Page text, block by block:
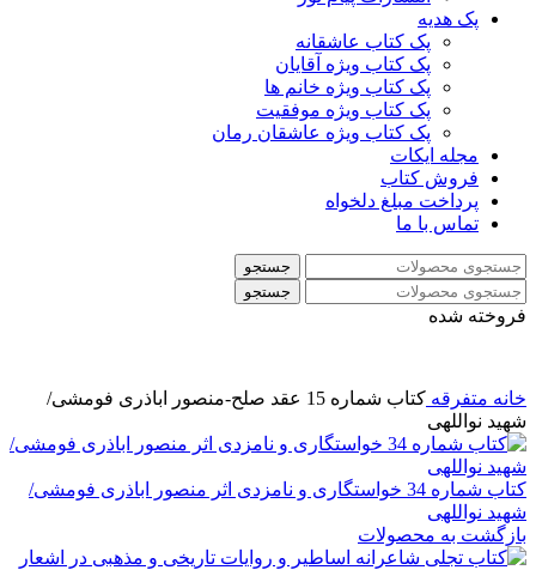
پک هدیه
پک کتاب عاشقانه
پک کتاب ویژه آقایان
پک کتاب ویژه خانم ها
پک کتاب ویژه موفقیت
پک کتاب ویژه عاشقان رمان
مجله ایکات
فروش کتاب
پرداخت مبلغ دلخواه
تماس با ما
جستجو
جستجو
فروخته شده
خانه متفرقه
کتاب شماره 15 عقد صلح-منصور اباذری فومشی/
شهید نواللهی
کتاب شماره 34 خواستگاری و نامزدی اثر منصور اباذری فومشی/
شهید نواللهی
بازگشت به محصولات